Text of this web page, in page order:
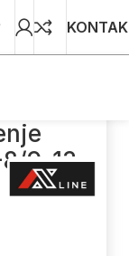
5-8/9-13
9-13